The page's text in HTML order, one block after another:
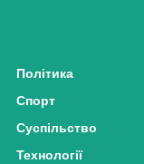
Політика
Спорт
Суспільство
Технології